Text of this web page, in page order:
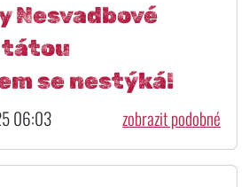
Nesvadbové
tátou
se nestýká!
06:03 zobrazit podobné